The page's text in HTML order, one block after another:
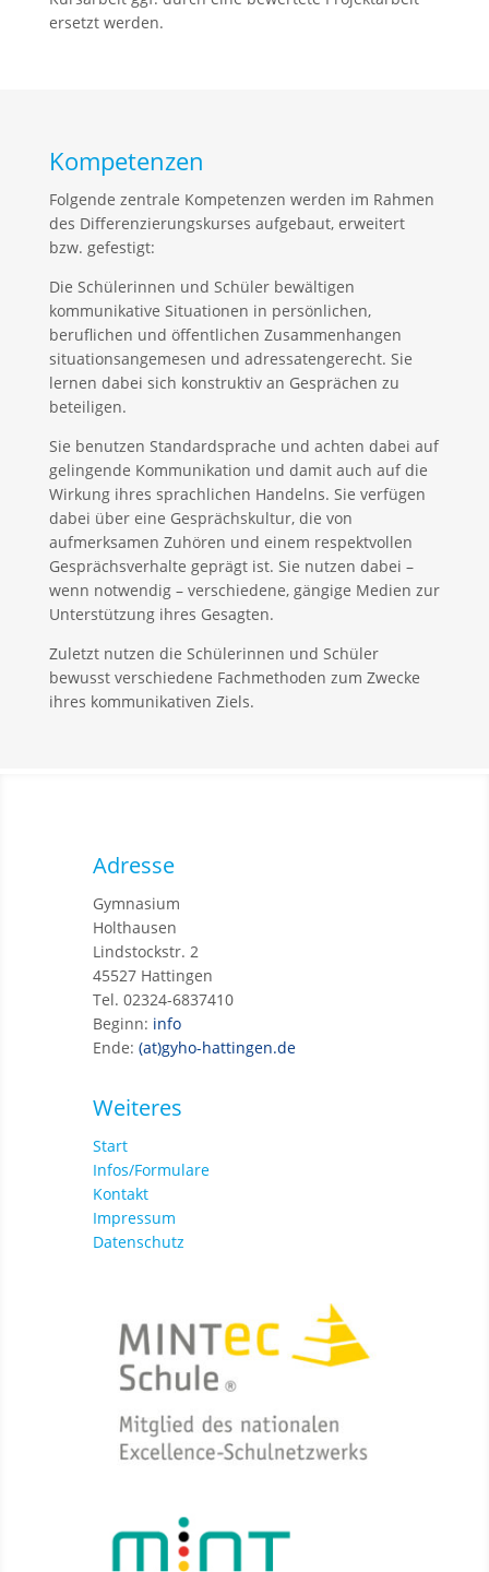
ersetzt werden.
Kompetenzen
Folgende zentrale Kompetenzen werden im Rahmen
des Differenzierungskurses aufgebaut, erweitert
bzw. gefestigt:
Die Schülerinnen und Schüler bewältigen
kommunikative Situationen in persönlichen,
beruflichen und öffentlichen Zusammenhangen
situationsangemesen und adressatengerecht. Sie
lernen dabei sich konstruktiv an Gesprächen zu
beteiligen.
Sie benutzen Standardsprache und achten dabei auf
gelingende Kommunikation und damit auch auf die
Wirkung ihres sprachlichen Handelns. Sie verfügen
dabei über eine Gesprächskultur, die von
aufmerksamen Zuhören und einem respektvollen
Gesprächsverhalte geprägt ist. Sie nutzen dabei –
wenn notwendig – verschiedene, gängige Medien zur
Unterstützung ihres Gesagten.
Zuletzt nutzen die Schülerinnen und Schüler
bewusst verschiedene Fachmethoden zum Zwecke
ihres kommunikativen Ziels.
Adresse
Gymnasium
Holthausen
Lindstockstr. 2
45527 Hattingen
Tel. 02324-6837410
Beginn: info
Ende: (at)gyho-hattingen.de
Weiteres
Start
Infos/Formulare
Kontakt
Impressum
Datenschutz